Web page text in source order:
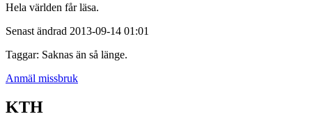
Hela världen får läsa.
Senast ändrad 2013-09-14 01:01
Taggar: Saknas än så länge.
Anmäl missbruk
KTH